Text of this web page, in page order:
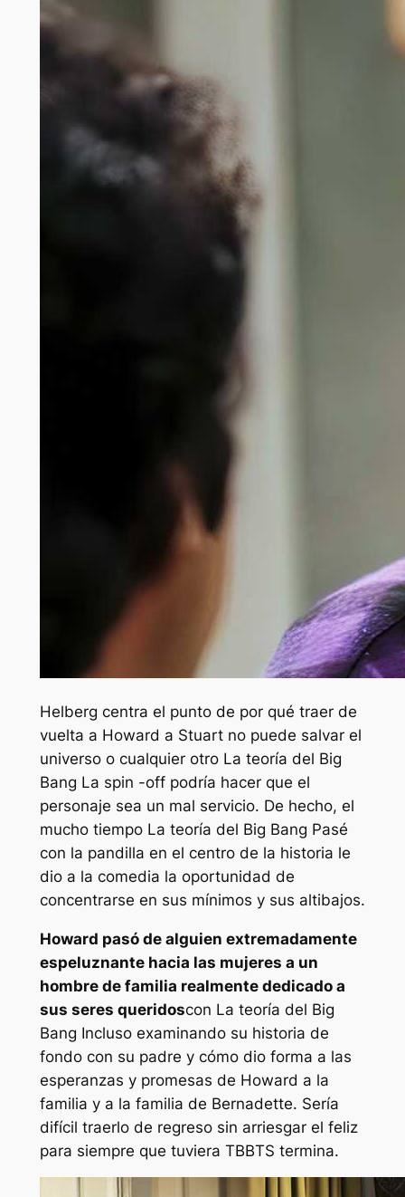
Helberg centra el punto de por qué traer de
vuelta a Howard a Stuart no puede salvar el
universoo cualquier otro La teoría del Big
Bang La spin -off podría hacer que el
personaje sea un mal servicio. De hecho, el
mucho tiempo La teoría del Big Bang Pasé
con la pandilla en el centro de la historia le
dio a la comedia la oportunidad de
concentrarse en sus mínimos y sus altibajos.
Howard pasó de alguien extremadamente
espeluznante hacia las mujeres a un
hombre de familia realmente dedicado a
sus seres queridoscon La teoría del Big
Bang Incluso examinando su historia de
fondo con su padre y cómo dio forma a las
esperanzas y promesas de Howard a la
familia y a la familia de Bernadette. Sería
difícil traerlo de regreso sin arriesgar el feliz
para siempre que tuviera TBBTS termina.